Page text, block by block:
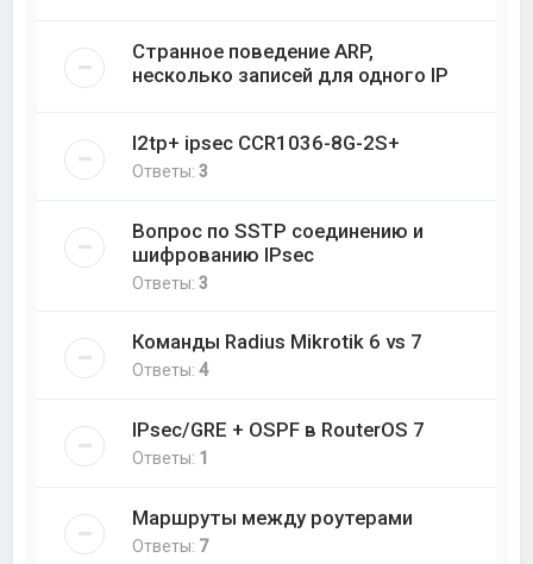
Странное поведение ARP,
несколько записей для одного IP
l2tp+ ipsec CCR1036-8G-2S+
Ответы:3
Вопрос по SSTP соединению и
шифрованию IPsec
Ответы:3
Команды Radius Mikrotik 6 vs 7
Ответы:4
IPsec/GRE + OSPF в RouterOS 7
Ответы: 1
Маршруты между роутерами
Ответы: 7